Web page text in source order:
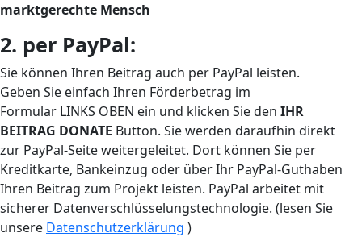
marktgerechte Mensch
2. per PayPal:
Sie können Ihren Beitrag auch per PayPal leisten.
Geben Sie einfach Ihren Förderbetrag im
Formular LINKS OBEN ein und klicken Sie den IHR
BEITRAG DONATE Button. Sie werden daraufhin direkt
zur PayPal-Seite weitergeleitet. Dort können Sie per
Kreditkarte, Bankeinzug oder über Ihr PayPal-Guthaben
Ihren Beitrag zum Projekt leisten. PayPal arbeitet mit
sicherer Datenverschlüsselungstechnologie. (lesen Sie
unsere Datenschutzerklärung )